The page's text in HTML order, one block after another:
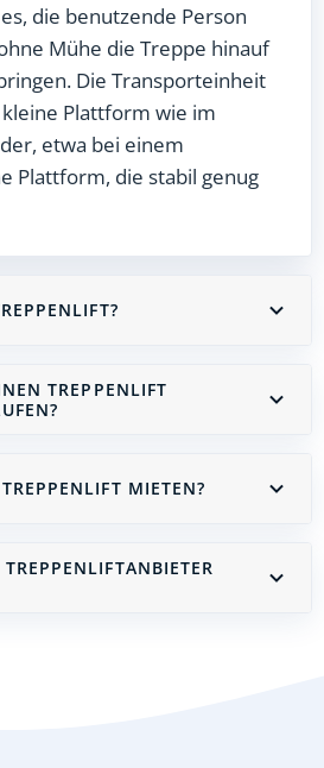
die benutzende Person
Mühe die Treppe hinauf
Die Transporteinheit
Plattform wie im
etwa bei einem
Plattform, die stabil genug
TREPPENLIFT
MIETEN?
G